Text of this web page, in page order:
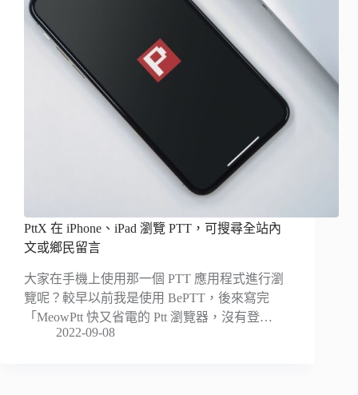
PttX 在 iPhone、iPad 瀏覽 PTT，可搜尋全站內
文或鄉民留言
大家在手機上使用那一個 PTT 應用程式進行瀏
覽呢？較早以前我是使用 BePTT，後來寫完
「MeowPtt 快又省電的 Ptt 瀏覽器，沒有登…
2022-09-08